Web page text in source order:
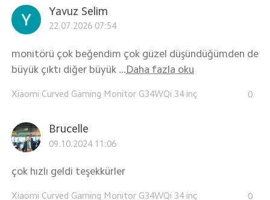
Yavuz Selim
22.07.2026 07:54
monitörü çok beğendim çok güzel düşündüğümden de
büyük çıktı diğer büyük ...Daha fazla oku
Xiaomi Curved Gaming Monitor G34WQi 34 inç 0
Brucelle
09.10.2024 11:06
çok hızlı geldi teşekkürler
Xiaomi Curved Gaming Monitor G34WQi 34 inç 0